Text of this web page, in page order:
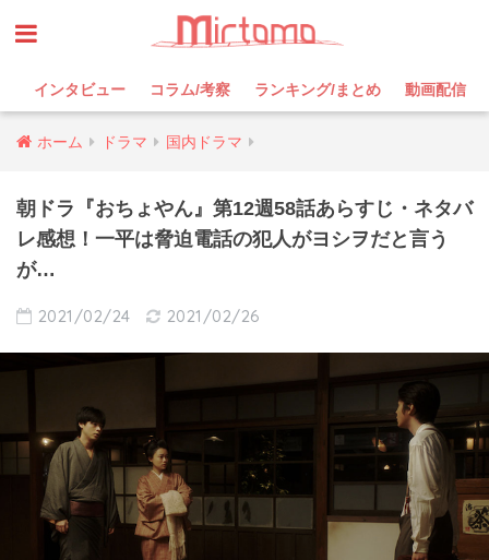
インタビュー コラム/考察 ランキング/まとめ 動画配信
ホーム ドラマ 国内ドラマ
朝ドラ『おちょやん』第12週58話あらすじ・ネタバ
レ感想！一平は脅迫電話の犯人がヨシヲだと言う
が…
2021/02/24 2021/02/26